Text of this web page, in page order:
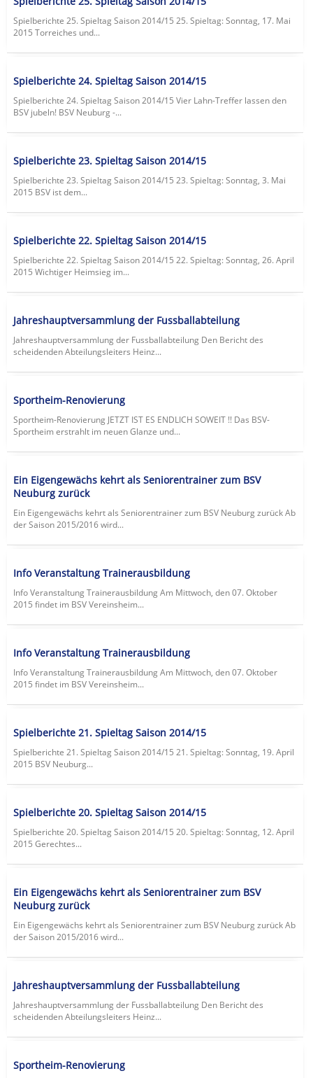
Spielberichte 25. Spieltag Saison 2014/15 25. Spieltag: Sonntag, 17. Mai
2015 Torreiches und...
Spielberichte 24. Spieltag Saison 2014/15
Spielberichte 24. Spieltag Saison 2014/15 Vier Lahn-Treffer lassen den
BSV jubeln! BSV Neuburg -...
Spielberichte 23. Spieltag Saison 2014/15
Spielberichte 23. Spieltag Saison 2014/15 23. Spieltag: Sonntag, 3. Mai
2015 BSV ist dem...
Spielberichte 22. Spieltag Saison 2014/15
Spielberichte 22. Spieltag Saison 2014/15 22. Spieltag: Sonntag, 26. April
2015 Wichtiger Heimsieg im...
Jahreshauptversammlung der Fussballabteilung
Jahreshauptversammlung der Fussballabteilung Den Bericht des
scheidenden Abteilungsleiters Heinz...
Sportheim-Renovierung
Sportheim-Renovierung JETZT IST ES ENDLICH SOWEIT !! Das BSV-
Sportheim erstrahlt im neuen Glanze und...
Ein Eigengewächs kehrt als Seniorentrainer zum BSV
Neuburg zurück
Ein Eigengewächs kehrt als Seniorentrainer zum BSV Neuburg zurück Ab
der Saison 2015/2016 wird...
Info Veranstaltung Trainerausbildung
Info Veranstaltung Trainerausbildung Am Mittwoch, den 07. Oktober
2015 findet im BSV Vereinsheim...
Info Veranstaltung Trainerausbildung
Info Veranstaltung Trainerausbildung Am Mittwoch, den 07. Oktober
2015 findet im BSV Vereinsheim...
Spielberichte 21. Spieltag Saison 2014/15
Spielberichte 21. Spieltag Saison 2014/15 21. Spieltag: Sonntag, 19. April
2015 BSV Neuburg...
Spielberichte 20. Spieltag Saison 2014/15
Spielberichte 20. Spieltag Saison 2014/15 20. Spieltag: Sonntag, 12. April
2015 Gerechtes...
Ein Eigengewächs kehrt als Seniorentrainer zum BSV
Neuburg zurück
Ein Eigengewächs kehrt als Seniorentrainer zum BSV Neuburg zurück Ab
der Saison 2015/2016 wird...
Jahreshauptversammlung der Fussballabteilung
Jahreshauptversammlung der Fussballabteilung Den Bericht des
scheidenden Abteilungsleiters Heinz...
Sportheim-Renovierung